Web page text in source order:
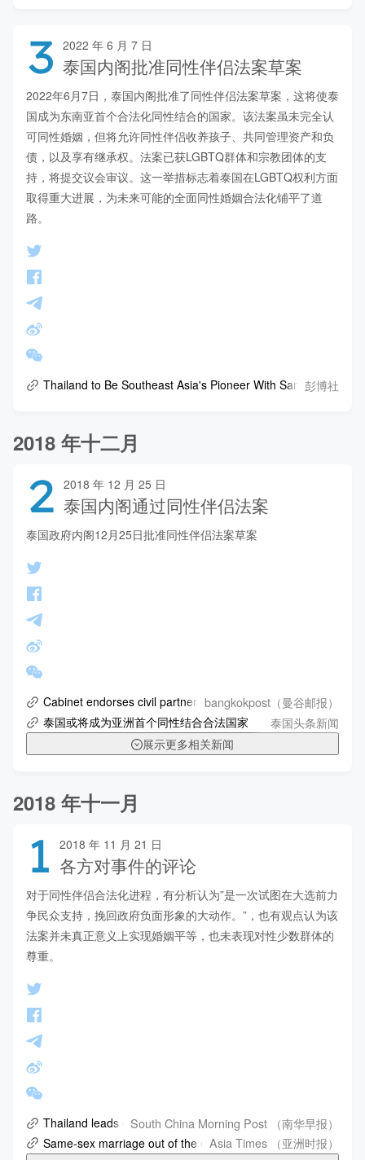
3 2022 年 6 月 7 日
泰国内阁批准同性伴侣法案草案
2022年6月7日，泰国内阁批准了同性伴侣法案草案，这将使泰
国成为东南亚首个合法化同性结合的国家。该法案虽未完全认
可同性婚姻，但将允许同性伴侣收养孩子、共同管理资产和负
债，以及享有继承权。法案已获LGBTQ群体和宗教团体的支
持，将提交议会审议。这一举措标志着泰国在LGBTQ权利方面
取得重大进展，为未来可能的全面同性婚姻合法化铺平了道
路。
Thailand to Be Southeast Asia's Pioneer With Same-Sex
彭博社
2018 年十二月
2 2018 年 12 月 25 日
泰国内阁通过同性伴侣法案
泰国政府内阁12月25日批准同性伴侣法案草案
Cabinet endorses civil partnership billbangkokpost（曼谷邮报）
泰国或将成为亚洲首个同性结合合法国家 泰国头条新闻
展示更多相关新闻
2018 年十一月
1 2018 年 11 月 21 日
各方对事件的评论
对于同性伴侣合法化进程，有分析认为”是一次试图在大选前力
争民众支持，挽回政府负面形象的大动作。”，也有观点认为该
法案并未真正意义上实现婚姻平等，也未表现对性少数群体的
尊重。
Thailand leads on same-sex unions, so why the LGBT
South China Morning Post （南华早报）
Same-sex marriage out of the closet in Thailand
Asia Times （亚洲时报）